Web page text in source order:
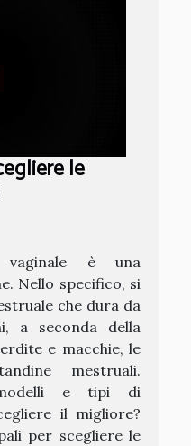
le
vaginale è una
Nello specifico, si
che dura da
a seconda della
e macchie, le
mestruali.
e tipi di
il migliore?
per scegliere le